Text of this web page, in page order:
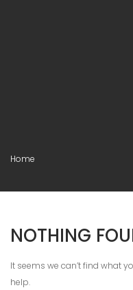
Home
NOTHING
It seems we can’t find what
help.